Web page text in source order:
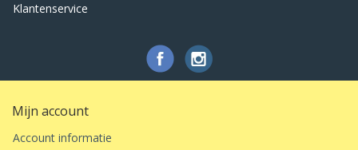
Klantenservice
Mijn account
Account informatie